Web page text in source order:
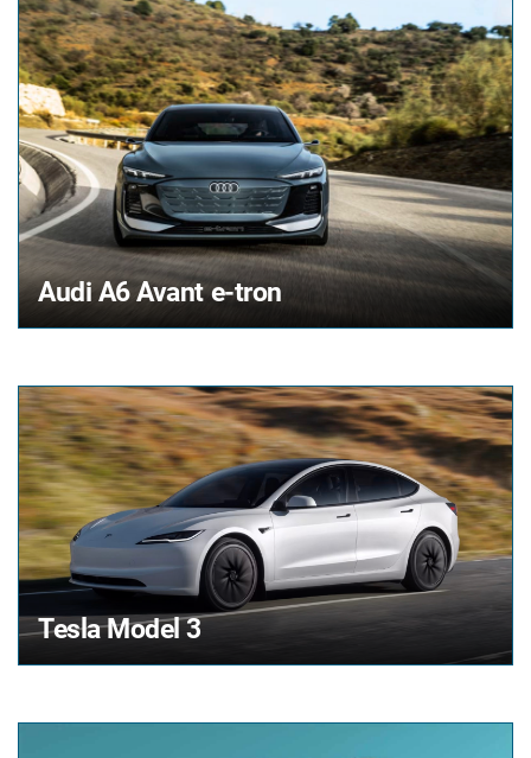
TeslaModel 3
AudiA6 Avant e-tron